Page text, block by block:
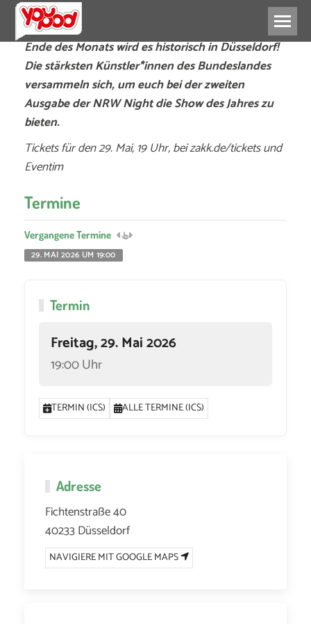
Ende des Monats wird es historisch in Düsseldorf!
Die stärksten Künstler*innen des Bundeslandes
versammeln sich, um euch bei der zweiten
Ausgabe der NRW Night die Show des Jahres zu
bieten.
Tickets für den 29. Mai, 19 Uhr, bei zakk.de/tickets und
Eventim
Termine
Vergangene Termine
29. MAI 2026 UM 19:00
Termin
Freitag, 29. Mai 2026
19:00 Uhr
TERMIN (ICS) ALLE TERMINE (ICS)
Adresse
Fichtenstraße 40
40233 Düsseldorf
NAVIGIERE MIT GOOGLE MAPS